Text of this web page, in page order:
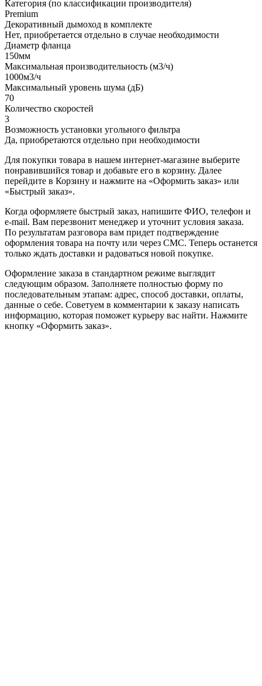
Категория (по классификации производителя)
Premium
Декоративный дымоход в комплекте
Нет, приобретается отдельно в случае необходимости
Диаметр фланца
150мм
Максимальная производительность (м3/ч)
1000м3/ч
Максимальный уровень шума (дБ)
70
Количество скоростей
3
Возможность установки угольного фильтра
Да, приобретаются отдельно при необходимости
Для покупки товара в нашем интернет-магазине выберите
понравившийся товар и добавьте его в корзину. Далее
перейдите в Корзину и нажмите на «Оформить заказ» или
«Быстрый заказ».
Когда оформляете быстрый заказ, напишите ФИО, телефон и
e-mail. Вам перезвонит менеджер и уточнит условия заказа.
По результатам разговора вам придет подтверждение
оформления товара на почту или через СМС. Теперь останется
только ждать доставки и радоваться новой покупке.
Оформление заказа в стандартном режиме выглядит
следующим образом. Заполняете полностью форму по
последовательным этапам: адрес, способ доставки, оплаты,
данные о себе. Советуем в комментарии к заказу написать
информацию, которая поможет курьеру вас найти. Нажмите
кнопку «Оформить заказ».